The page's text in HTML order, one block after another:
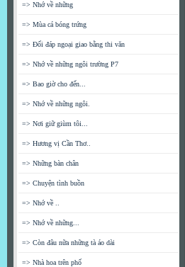
=> Nhớ về những
=> Mùa cá bóng trứng
=> Đối đáp ngoại giao bằng thi văn
=> Nhớ về những ngôi trường P7
=> Bao giờ cho đến...
=> Nhớ về những ngôi.
=> Nơi giữ giùm tôi...
=> Hương vị Cần Thơ..
=> Những bàn chân
=> Chuyện tình buồn
=> Nhớ về ..
=> Nhớ về những...
=> Còn đâu nữa những tà áo dài
=> Nhà hoa trên phố